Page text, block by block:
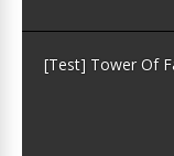
[Test] Tower Of